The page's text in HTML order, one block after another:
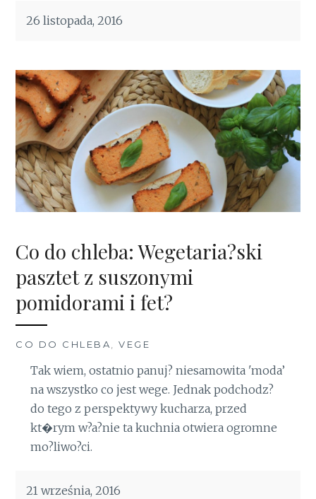
26 listopada, 2016
Co do chleba: Wegetaria?ski
pasztet z suszonymi
pomidorami i fet?
CO DO CHLEBA,VEGE
Tak wiem, ostatnio panuj? niesamowita 'moda’
na wszystko co jest wege. Jednak podchodz?
do tego z perspektywy kucharza, przed
kt�rym w?a?nie ta kuchnia otwiera ogromne
mo?liwo?ci.
21 września, 2016